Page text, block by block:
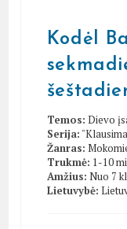
Kodėl
Temos: Dievo
Serija:
Žanras:
Trukmė: 1-10
Amžius: Nuo 7
Lietuvybė: